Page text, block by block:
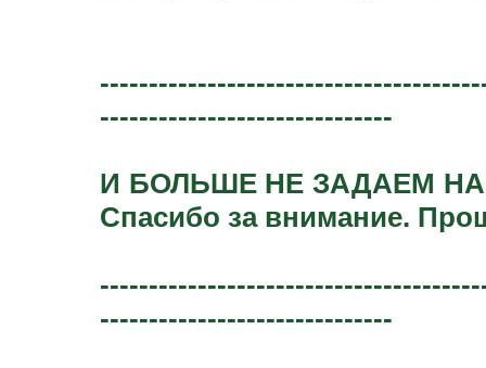
------------------------------
И БОЛЬШЕ НЕ ЗАДАЕМ
Спасибо за внимание.
------------------------------